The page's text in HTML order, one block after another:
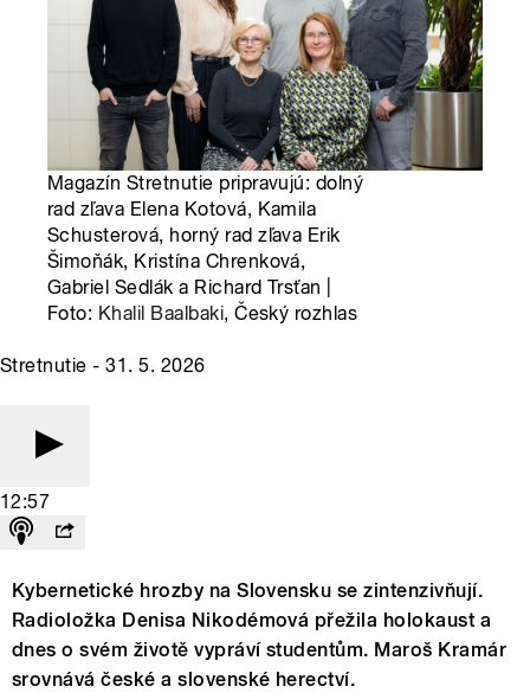
Magazín Stretnutie pripravujú: dolný
rad zľava Elena Kotová, Kamila
Schusterová, horný rad zľava Erik
Šimoňák, Kristína Chrenková,
Gabriel Sedlák a Richard Trsťan |
Foto: Khalil Baalbaki, Český rozhlas
Stretnutie - 31. 5. 2026
12:57
Kybernetické hrozby na Slovensku se zintenzivňují.
Radioložka Denisa Nikodémová přežila holokaust a
dnes o svém životě vypráví studentům. Maroš Kramár
srovnává české a slovenské herectví.